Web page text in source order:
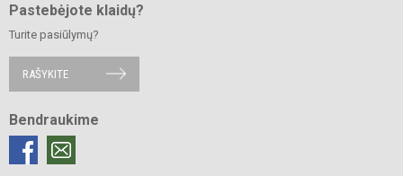
Pastebėjote klaidų?
Turite pasiūlymų?
RAŠYKITE
Bendraukime